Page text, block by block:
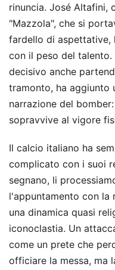
rinuncia. José Altafini,
"Mazzola", che si
fardello di aspettative,
con il peso del talento.
decisivo anche
tramonto, ha aggiunto
narrazione del
sopravvive al vigore
Il calcio italiano ha
complicato con i suoi
segnano, li
l'appuntamento con la
una dinamica quasi
iconoclastia. Un
come un prete che
officiare la messa, ma